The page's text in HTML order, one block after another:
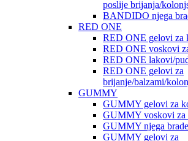
poslije brijanja/
BANDIDO njega
RED ONE
RED ONE gelovi za
RED ONE voskovi
RED ONE lakovi/
RED ONE gelovi za
brijanje/balzami/
GUMMY
GUMMY gelovi za
GUMMY voskovi za
GUMMY njega brade
GUMMY gelovi za